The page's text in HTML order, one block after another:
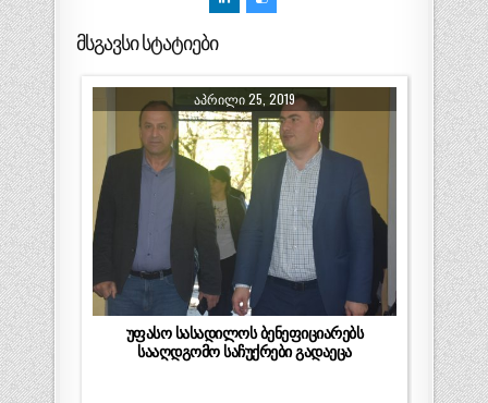
მსგავსი სტატიები
ᲐᲞᲠᲘᲚᲘ 25, 2019
უფასო სასადილოს ბენეფიციარებს
სააღდგომო საჩუქრები გადაეცა